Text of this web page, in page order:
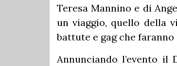
Teresa Mannino e di
un viaggio, quello della
battute e gag che
Annunciando l’evento